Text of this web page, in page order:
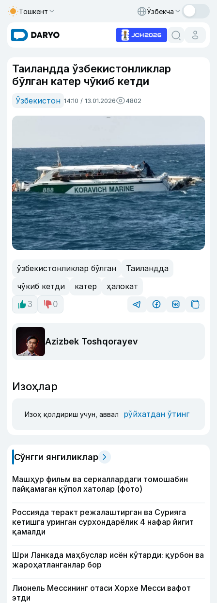
Тошкент Ўзбекча
Таиландда ўзбекистонликлар
бўлган катер чўкиб кетди
Ўзбекистон 14:10 / 13.01.2026 4802
ўзбекистонликлар бўлган
Таиландда
чўкиб кетди
катер
ҳалокат
3
0
Azizbek Toshqorayev
Изоҳлар
Изоҳ қолдириш учун, аввал рўйхатдан ўтинг
Сўнгги янгиликлар
Машҳур фильм ва сериаллардаги томошабин
пайқамаган қўпол хатолар (фото)
Россияда теракт режалаштирган ва Сурияга
кетишга уринган сурхондарёлик 4 нафар йигит
қамалди
Шри Ланкада маҳбуслар исён кўтарди: қурбон ва
жароҳатланганлар бор
Лионель Мессининг отаси Хорхе Месси вафот
этди